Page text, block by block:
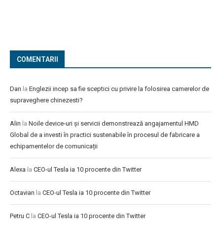
COMENTARII
Dan la Englezii incep sa fie sceptici cu privire la folosirea camerelor de
supraveghere chinezesti?
Alin la Noile device-uri și servicii demonstrează angajamentul HMD
Global de a investi în practici sustenabile în procesul de fabricare a
echipamentelor de comunicații
Alexa la CEO-ul Tesla ia 10 procente din Twitter
Octavian la CEO-ul Tesla ia 10 procente din Twitter
Petru C la CEO-ul Tesla ia 10 procente din Twitter